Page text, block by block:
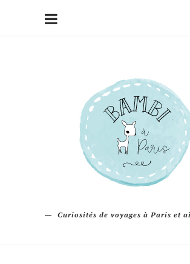
Curiosités de voyages à Paris et